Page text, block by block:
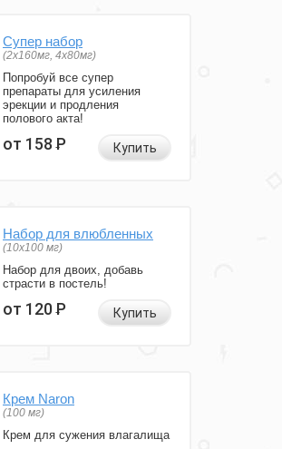
Супер набор
(2х160мг, 4х80мг)
Попробуй все супер
препараты для усиления
эрекции и продления
полового акта!
от 158Р Купить
Набор для влюбленных
(10х100 мг)
Набор для двоих, добавь
страсти в постель!
от 120Р Купить
Крем Naron
(100 мг)
Крем для сужения влагалища